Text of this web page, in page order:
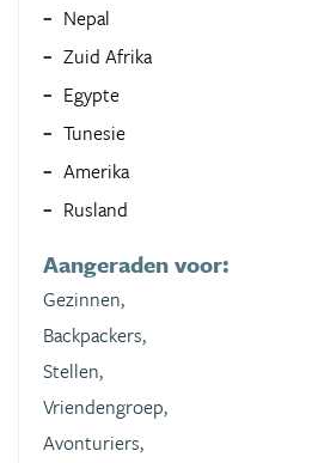
Nepal
Zuid Afrika
Egypte
Tunesie
Amerika
Rusland
Aangeraden voor:
Gezinnen,
Backpackers,
Stellen,
Vriendengroep,
Avonturiers,